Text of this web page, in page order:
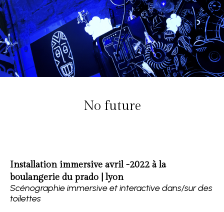
No future
Installation immersive avril -2022 à la
boulangerie du prado | lyon
Scénographie immersive et interactive dans/sur des
toilettes